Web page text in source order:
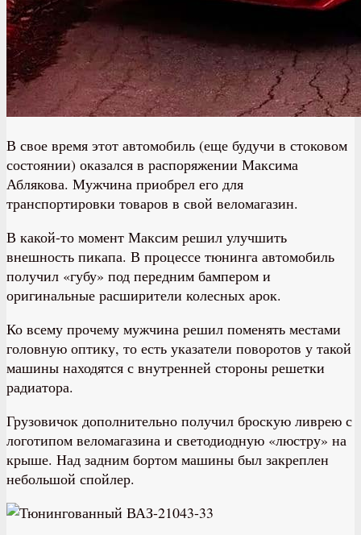
В свое время этот автомобиль (еще будучи в стоковом
состоянии) оказался в распоряжении Максима
Аблякова. Мужчина приобрел его для
транспортировки товаров в свой веломагазин.
В какой-то момент Максим решил улучшить
внешность пикапа. В процессе тюнинга автомобиль
получил «губу» под передним бампером и
оригинальные расширители колесных арок.
Ко всему прочему мужчина решил поменять местами
головную оптику, то есть указатели поворотов у такой
машины находятся с внутренней стороны решетки
радиатора.
Грузовичок дополнительно получил броскую ливрею с
логотипом веломагазина и светодиодную «люстру» на
крыше. Над задним бортом машины был закреплен
небольшой спойлер.